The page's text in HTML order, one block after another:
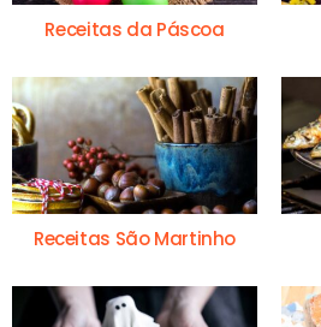
Receitas da Páscoa
Receitas São Martinho